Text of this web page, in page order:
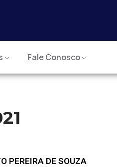
Fale Conosco
PEREIRA DE SOUZA